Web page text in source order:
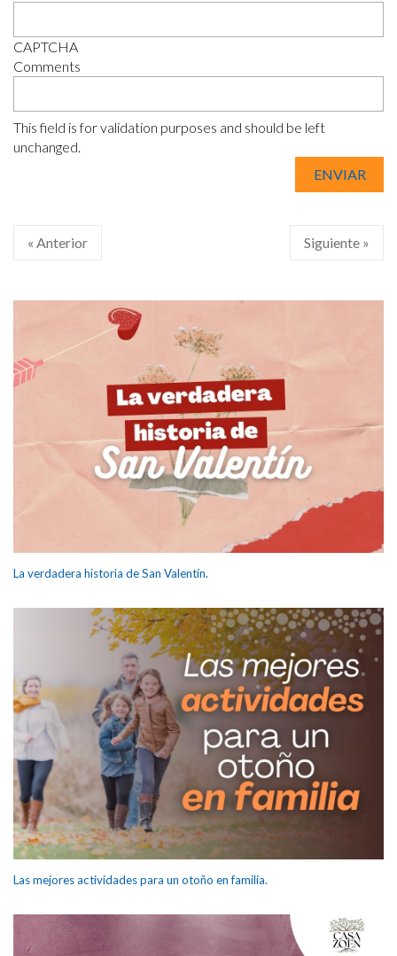
CAPTCHA
Comments
This field is for validation purposes and should be left
unchanged.
« Anterior Siguiente »
La verdadera historia de San Valentín.
Las mejores actividades para un otoño en familia.